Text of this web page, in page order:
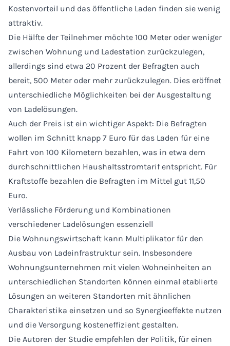
Kostenvorteil und das öffentliche Laden finden sie wenig
attraktiv.
Die Hälfte der Teilnehmer möchte 100 Meter oder weniger
zwischen Wohnung und Ladestation zurückzulegen,
allerdings sind etwa 20 Prozent der Befragten auch
bereit, 500 Meter oder mehr zurückzulegen. Dies eröffnet
unterschiedliche Möglichkeiten bei der Ausgestaltung
von Ladelösungen.
Auch der Preis ist ein wichtiger Aspekt: Die Befragten
wollen im Schnitt knapp 7 Euro für das Laden für eine
Fahrt von 100 Kilometern bezahlen, was in etwa dem
durchschnittlichen Haushaltsstromtarif entspricht. Für
Kraftstoffe bezahlen die Befragten im Mittel gut 11,50
Euro.
Verlässliche Förderung und Kombinationen
verschiedener Ladelösungen essenziell
Die Wohnungswirtschaft kann Multiplikator für den
Ausbau von Ladeinfrastruktur sein. Insbesondere
Wohnungsunternehmen mit vielen Wohneinheiten an
unterschiedlichen Standorten können einmal etablierte
Lösungen an weiteren Standorten mit ähnlichen
Charakteristika einsetzen und so Synergieeffekte nutzen
und die Versorgung kosteneffizient gestalten.
Die Autoren der Studie empfehlen der Politik, für einen